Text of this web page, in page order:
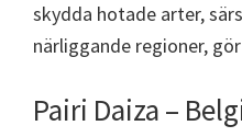
skydda hotade arter,
närliggande regioner,
Pairi Daiza –